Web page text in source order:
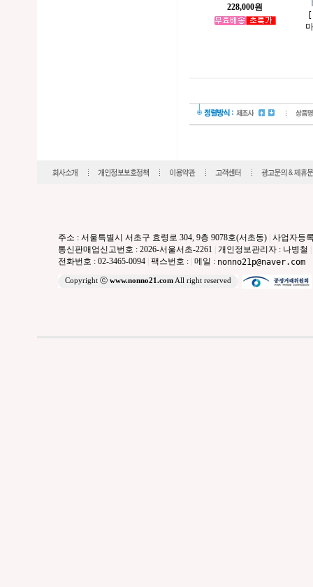
228,000원
주소 : 서울특별시 서초구 효령로 304, 9층 9078호(서초동) 사업자등
통신판매업신고번호 : 2026-서울서초-2261 개인정보관리자 : 나병철
전화번호 : 02-3465-0094 팩스번호 : 메일 : nonno21p@naver.com
Copyright ⓒ www.nonno21.comAll right reserved